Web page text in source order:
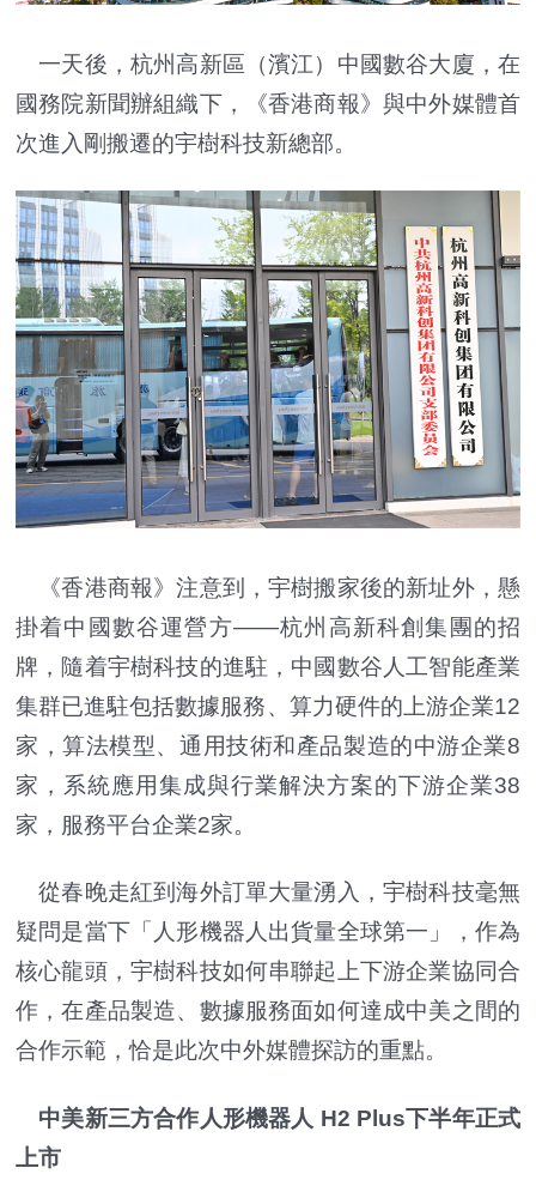
一天後，杭州高新區（濱江）中國數谷大廈，在
國務院新聞辦組織下，《香港商報》與中外媒體首
次進入剛搬遷的宇樹科技新總部。
《香港商報》注意到，宇樹搬家後的新址外，懸
掛着中國數谷運營方——杭州高新科創集團的招
牌，隨着宇樹科技的進駐，中國數谷人工智能產業
集群已進駐包括數據服務、算力硬件的上游企業12
家，算法模型、通用技術和產品製造的中游企業8
家，系統應用集成與行業解決方案的下游企業38
家，服務平台企業2家。
從春晚走紅到海外訂單大量湧入，宇樹科技毫無
疑問是當下「人形機器人出貨量全球第一」，作為
核心龍頭，宇樹科技如何串聯起上下游企業協同合
作，在產品製造、數據服務面如何達成中美之間的
合作示範，恰是此次中外媒體探訪的重點。
中美新三方合作人形機器人 H2 Plus下半年正式
上市